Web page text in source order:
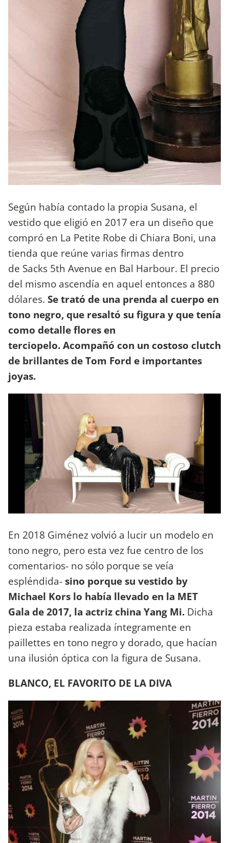
Según había contado la propia Susana, el
vestido que eligió en 2017 era un diseño que
compró en La Petite Robe di Chiara Boni, una
tienda que reúne varias firmas dentro
de Sacks 5th Avenue en Bal Harbour. El precio
del mismo ascendía en aquel entonces a 880
dólares. Se trató de una prenda al cuerpo en
tono negro, que resaltó su figura y que tenía
como detalle flores en
terciopelo. Acompañó con un costoso clutch
de brillantes de Tom Ford e importantes
joyas.
En 2018 Giménez volvió a lucir un modelo en
tono negro, pero esta vez fue centro de los
comentarios- no sólo porque se veía
espléndida-sino porque su vestido by
Michael Kors lo había llevado en la MET
Gala de 2017, la actriz china Yang Mi. Dicha
pieza estaba realizada íntegramente en
paillettes en tono negro y dorado, que hacían
una ilusión óptica con la figura de Susana.
BLANCO, EL FAVORITO DE LA DIVA